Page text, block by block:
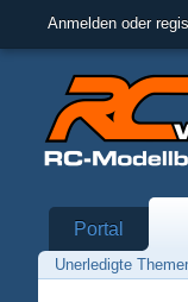
Anmelden oder
Portal
Unerledigte